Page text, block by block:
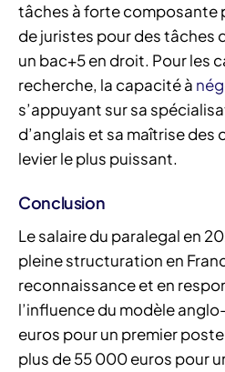
tâches à forte composante
de juristes pour des tâches
un bac+5 en droit. Pour les
recherche, la capacité à
s’appuyant sur sa
d’anglais et sa maîtrise
levier le plus puissant.
Conclusion
Le salaire du paralegal en
pleine structuration en
reconnaissance et en
l’influence du modèle
euros pour un premier
plus de 55 000 euros pour